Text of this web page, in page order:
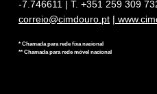
-7.746611 | T. +351 259 309
correio@cimdouro.pt |
* Chamada para rede fixa nacional
** Chamada para rede móvel nacional